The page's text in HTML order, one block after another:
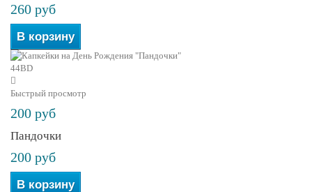
260 руб
В корзину
Быстрый просмотр
200 руб
Пандочки
200 руб
В корзину